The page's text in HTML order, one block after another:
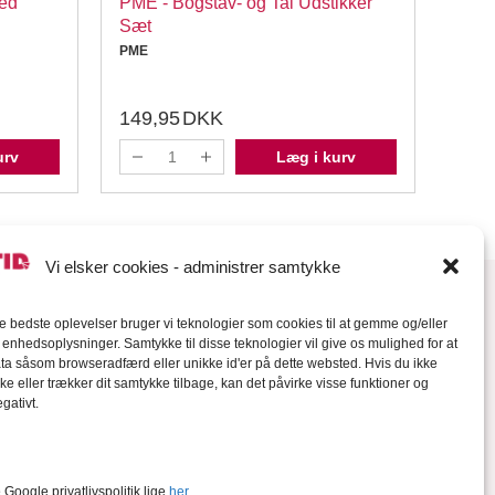
Vi elsker cookies - administrer samtykke
bedste oplevelser bruger vi teknologier som cookies til at gemme og/eller
Samtykke til disse teknologier vil give os mulighed for at
såsom browseradfærd eller unikke id'er på dette websted. Hvis du ikke
eller trækker dit samtykke tilbage, kan det påvirke visse funktioner og
privatlivspolitik lige her
Sæt
PME
149,95DKK
Læg i kurv